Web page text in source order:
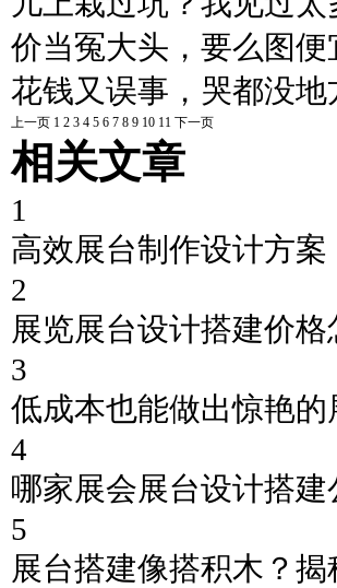
价当冤大头，要么图
花钱又误事，哭都没
上一页 1 2 3 4 5 6 7 8 9 10 11 下一页
相关文章
1
高效展台制作设计方
2
展览展台设计搭建价
3
低成本也能做出惊艳
4
哪家展会展台设计搭
5
展台搭建像搭积木？